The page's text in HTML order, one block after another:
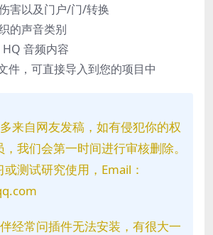
害以及门户/门/转换
的声音类别
音频内容
件，可直接导入到您的项目中
来自网友发稿，如有侵犯你的权
我们会第一时间进行审核删除。
测试研究使用，Email：
经常问插件无法安装，有很大一